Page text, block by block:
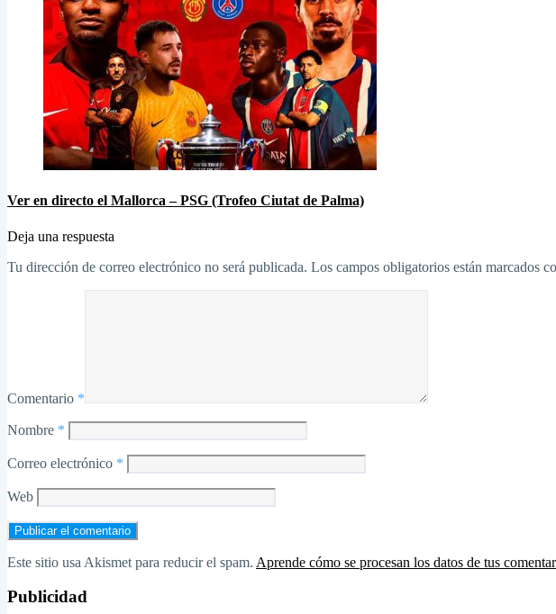
Ver en directo el Mallorca – PSG (Trofeo Ciutat de Palma)
Deja una respuesta
Tu dirección de correo electrónico no será publicada. Los campos obligatorios están marcados
Comentario *
Nombre *
Correo electrónico *
Web
Este sitio usa Akismet para reducir el spam. Aprende cómo se procesan los datos de tus
Publicidad